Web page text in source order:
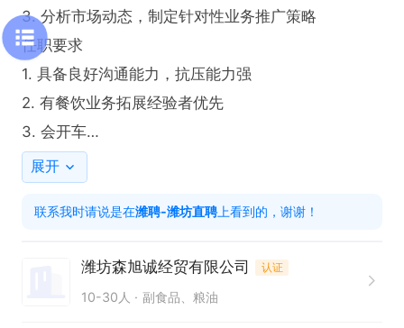
3. 分析市场动态，制定针对性业务推广策略
任职要求
1. 具备良好沟通能力，抗压能力强
2. 有餐饮业务拓展经验者优先
3. 会开车
展开
联系我时请说是在潍聘-潍坊直聘 上看到的，谢谢！
潍坊森旭诚经贸有限公司 认证
10-30人 副食品、粮油